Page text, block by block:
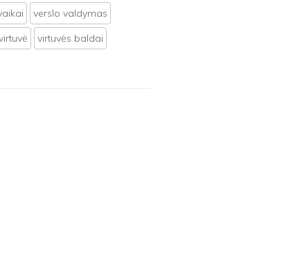
verslo valdymas
virtuvės baldai